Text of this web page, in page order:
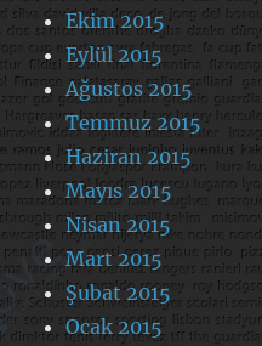
Ekim 2015
Eylül 2015
Ağustos 2015
Temmuz 2015
Haziran 2015
Mayıs 2015
Nisan 2015
Mart 2015
Şubat 2015
Ocak 2015